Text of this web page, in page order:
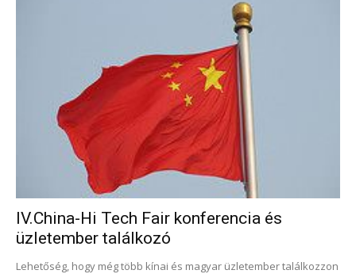
IV.China-Hi Tech Fair konferencia és
üzletember találkozó
Lehetőség, hogy még több kínai és magyar üzletember találkozzon